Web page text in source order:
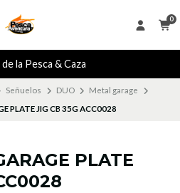
0
la Pesca & Caza
Señuelos DUO
Metal garage
PLATE JIG CB 35G ACC0028
PLATE